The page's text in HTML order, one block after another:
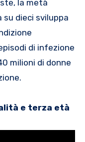
la metà
su dieci sviluppa
di infezione
milioni di donne
e terza età